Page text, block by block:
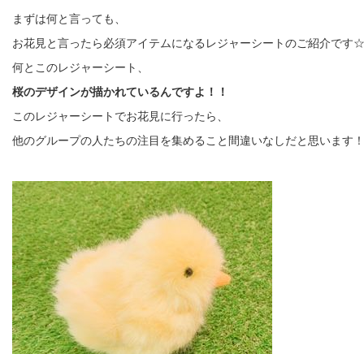
まずは何と言っても、
お花見と言ったら必須アイテムになるレジャーシートのご紹介です☆
何とこのレジャーシート、
桜のデザインが描かれているんですよ！！
このレジャーシートでお花見に行ったら、
他のグループの人たちの注目を集めること間違いなしだと思います